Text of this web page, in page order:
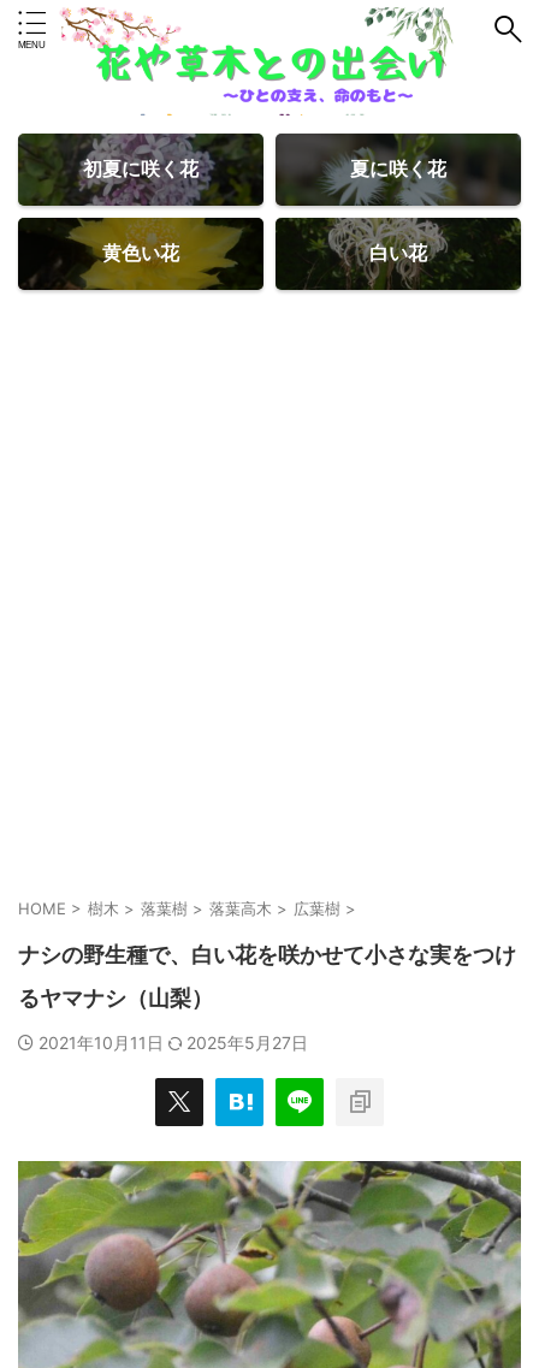
初夏に咲く花 夏に咲く花
黄色い花 白い花
HOME > 樹木 > 落葉樹 > 落葉高木 > 広葉樹 >
ナシの野生種で、白い花を咲かせて小さな実をつけ
るヤマナシ（山梨）
2021年10月11日 2025年5月27日